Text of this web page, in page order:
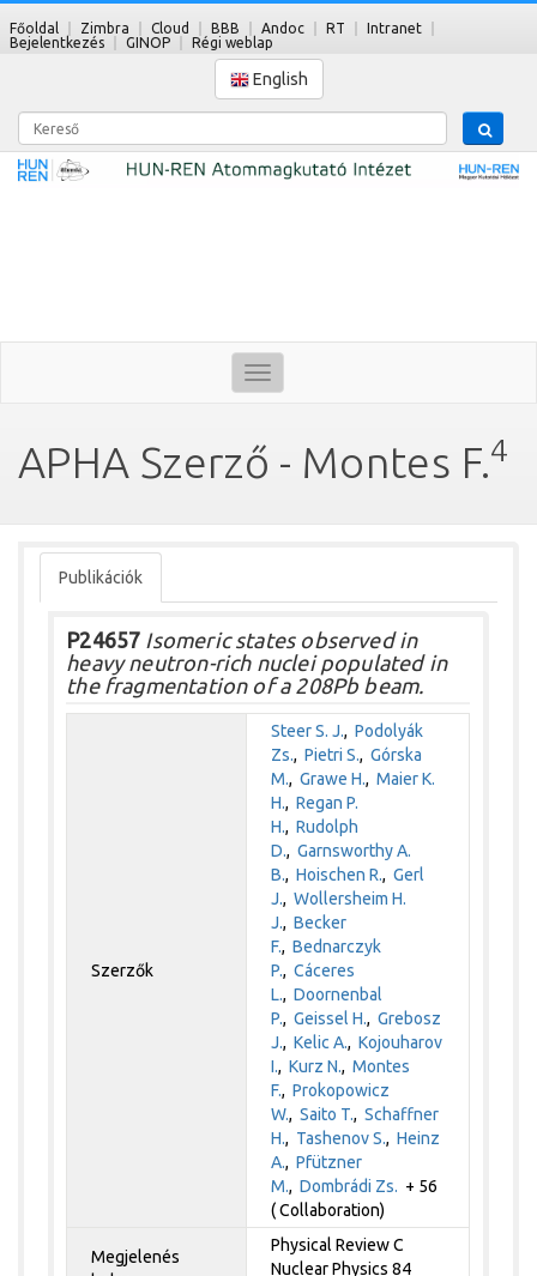
Főoldal Zimbra Cloud BBB Andoc RT
Intranet
Bejelentkezés
GINOP Régi weblap
English
Kereső
Toggle
navigation
APHA Szerző - Montes F.4
Publikációk
P24657 Isomeric states observed in
heavy neutron-rich nuclei populated in
the fragmentation of a 208Pb beam.
Szerzők
Steer S. J.,Podolyák
Zs.,Pietri S.,Górska
M.,Grawe H.,Maier K.
H.,Regan P.
H.,Rudolph
D.,Garnsworthy A.
B.,Hoischen R.,Gerl
J.,Wollersheim H.
J.,Becker
F.,Bednarczyk
P.,Cáceres
L.,Doornenbal
P.,Geissel H.,Grebosz
J.,Kelic A.,Kojouharov
I.,Kurz N.,Montes
F.,Prokopowicz
W.,Saito T.,Schaffner
H., Tashenov S.,Heinz
A.,Pfützner
M.,Dombrádi Zs. + 56
( Collaboration)
Megjelenés
Physical Review C
Nuclear Physics 84